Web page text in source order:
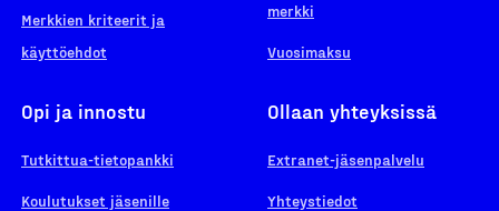
Merkkien kriteerit ja
käyttöehdot
merkki
Vuosimaksu
Opi ja innostu
Tutkittua-tietopankki
Koulutukset jäsenille
Ollaan yhteyksissä
Extranet-jäsenpalvelu
Yhteystiedot